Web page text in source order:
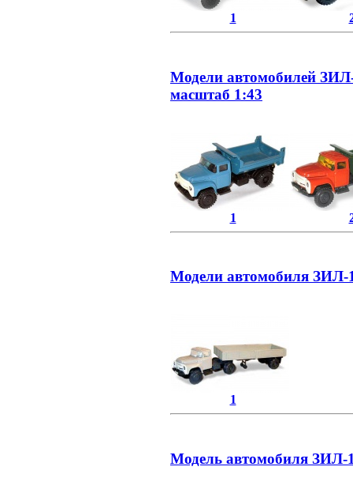
1
Модели автомобилей
масштаб 1:43
1
Модели автомобиля ЗИЛ-
1
Модель автомобиля ЗИЛ-